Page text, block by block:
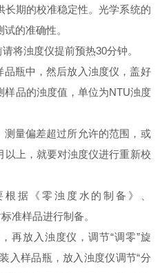
长期的校准稳定性。光学系统的
的准确性。
浊度仪提前预热30分钟。
瓶中，然后放入浊度仪，盖好
品的浊度值，单位为NTU浊度
量偏差超过所允许的范围，或
以上，就要对浊度仪进行重新校
《零浊度水的制备》、
准样品进行制备。
放入浊度仪，调节“调零”旋
入样品瓶，放入浊度仪调节“分